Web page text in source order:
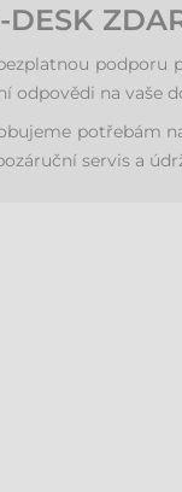
DESK
odpovědi na vaše
potřebám
servis a